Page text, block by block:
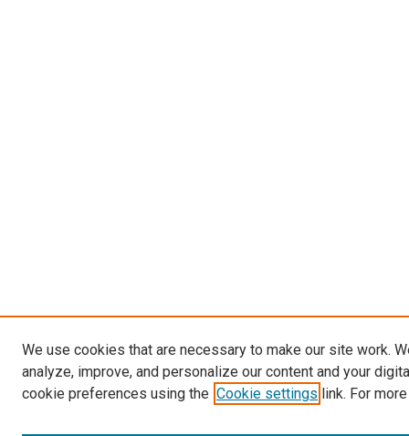
We use cookies that are necessary to make our site work.
analyze, improve, and personalize our content and your
cookie preferences using the Cookie settings link. For